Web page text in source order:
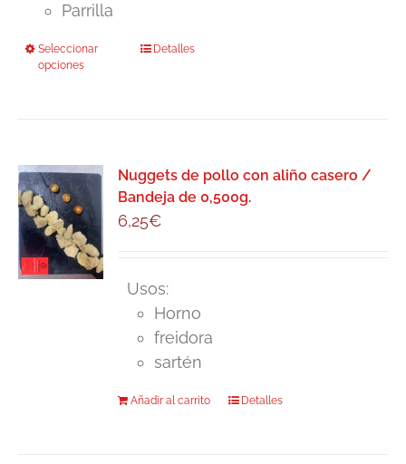
Parrilla
Seleccionar
opciones
Este
Las
opciones
se
en
la
página
de
producto
Detalles
Nuggets de pollo con aliño casero /
Bandeja de 0,500g.
6,25€
Usos:
Horno
freidora
sartén
Añadir al carrito Detalles